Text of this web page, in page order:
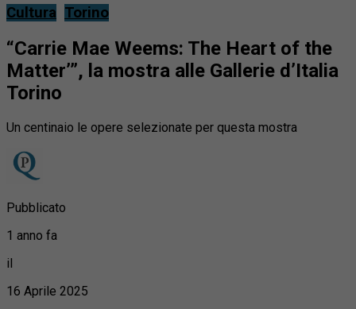
Cultura Torino
“Carrie Mae Weems: The Heart of the
Matter’”, la mostra alle Gallerie d’Italia
Torino
Un centinaio le opere selezionate per questa mostra
Pubblicato
1 anno fa
il
16 Aprile 2025